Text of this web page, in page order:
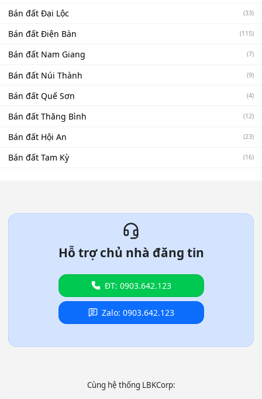
Bán đất Đại Lộc (33)
Bán đất Điện Bàn (115)
Bán đất Nam Giang (7)
Bán đất Núi Thành (9)
Bán đất Quế Sơn (4)
Bán đất Thăng Bình (12)
Bán đất Hội An (23)
Bán đất Tam Kỳ (16)
Hỗ trợ chủ nhà đăng tin
ĐT: 0903.642.123
Zalo: 0903.642.123
Cùng hệ thống LBKCorp: